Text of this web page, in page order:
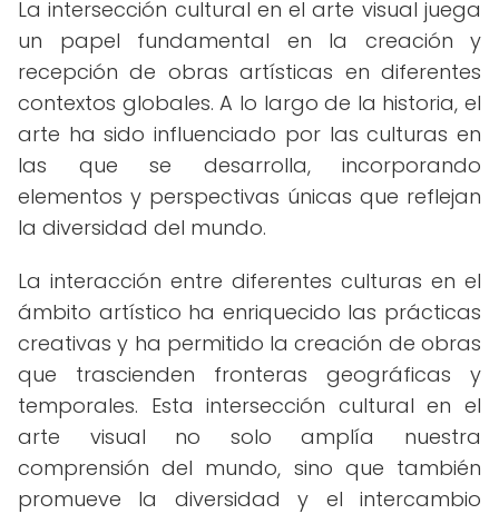
La intersección cultural en el arte visual juega
un papel fundamental en la creación y
recepción de obras artísticas en diferentes
contextos globales. A lo largo de la historia, el
arte ha sido influenciado por las culturas en
las que se desarrolla, incorporando
elementos y perspectivas únicas que reflejan
la diversidad del mundo.
La interacción entre diferentes culturas en el
ámbito artístico ha enriquecido las prácticas
creativas y ha permitido la creación de obras
que trascienden fronteras geográficas y
temporales. Esta intersección cultural en el
arte visual no solo amplía nuestra
comprensión del mundo, sino que también
promueve la diversidad y el intercambio